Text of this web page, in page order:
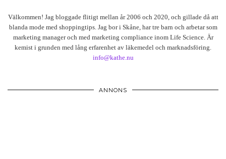
Välkommen! Jag bloggade flitigt mellan år 2006 och 2020, och gillade då att
blanda mode med shoppingtips. Jag bor i Skåne, har tre barn och arbetar som
marketing manager och med marketing compliance inom Life Science. Är
kemist i grunden med lång erfarenhet av läkemedel och marknadsföring.
info@kathe.nu
ANNONS